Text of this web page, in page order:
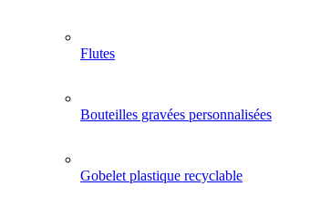
Flutes
Bouteilles gravées personnalisées
Gobelet plastique recyclable